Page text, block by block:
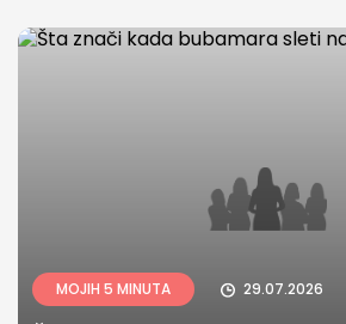
MOJIH 5 MINUTA 29.07.2026